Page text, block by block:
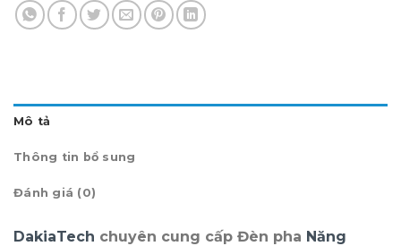
Mô tả
Thông tin bổ sung
Đánh giá (0)
DakiaTech chuyên cung cấp Đèn pha Năng